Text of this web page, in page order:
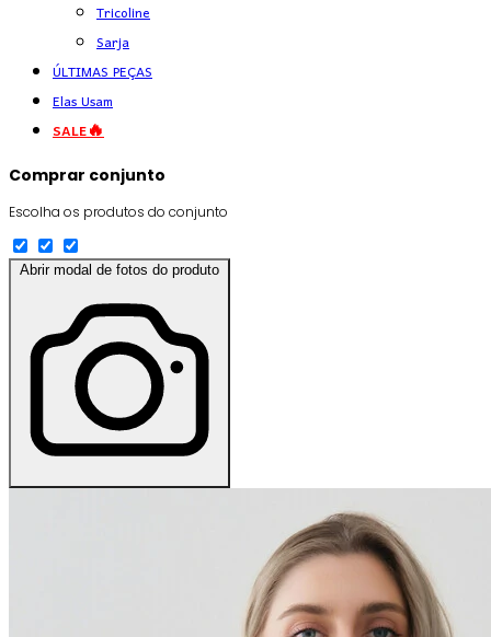
Tricoline
Sarja
ÚLTIMAS PEÇAS
Elas Usam
SALE🔥
Comprar conjunto
Escolha os produtos do conjunto
Abrir modal de fotos do produto